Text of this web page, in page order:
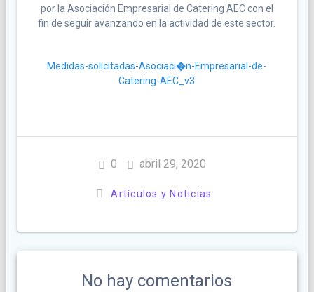
por la Asociación Empresarial de Catering AEC con el
fin de seguir avanzando en la actividad de este sector.
Medidas-solicitadas-Asociaci�n-Empresarial-de-
Catering-AEC_v3
0 abril 29, 2020
Artículos y Noticias
No hay comentarios